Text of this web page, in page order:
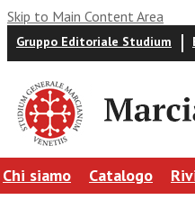
Skip to Main Content Area
Gruppo Editoriale Studium
Chi siamo Catalogo